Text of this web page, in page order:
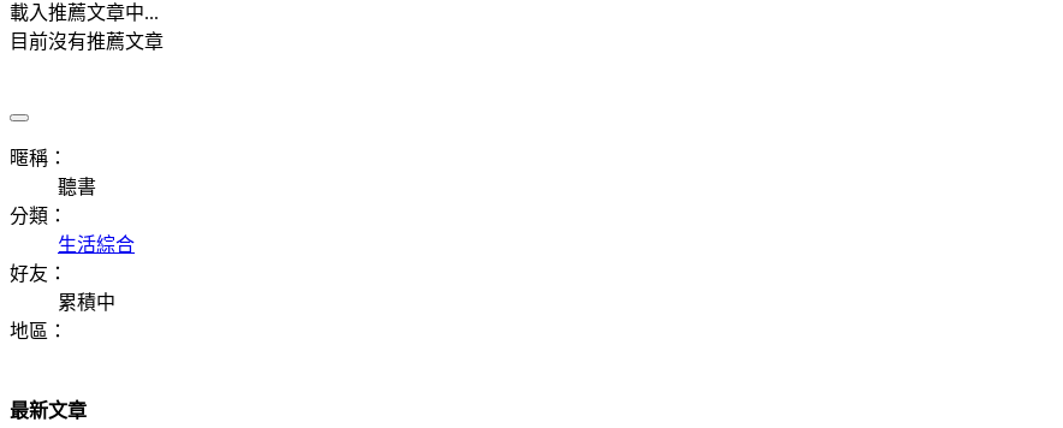
載入推薦文章中...
目前沒有推薦文章
暱稱：
聽書
分類：
生活綜合
好友：
累積中
地區：
最新文章